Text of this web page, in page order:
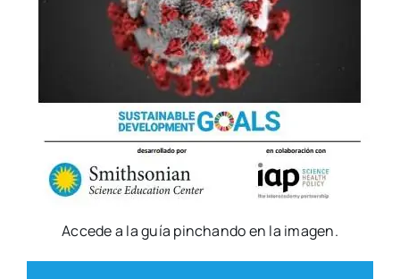
Acce­de a la guía pin­chan­do en la ima­gen.